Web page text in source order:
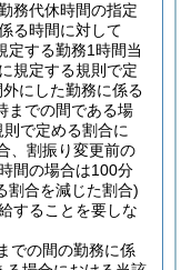
務代休時間の指定
る時間に対して
定する勤務1時間当
に規定する規則で定
にした勤務に係る
までの間である場
で定める割合に
、割振り変更前の
間の場合は100分
割合を減じた割合)
することを要しな
での間の勤務に係